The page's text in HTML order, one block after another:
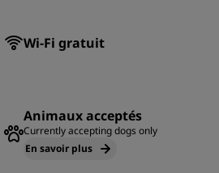
Wi-Fi gratuit
Animaux acceptés
Currently accepting dogs only
En savoir plus